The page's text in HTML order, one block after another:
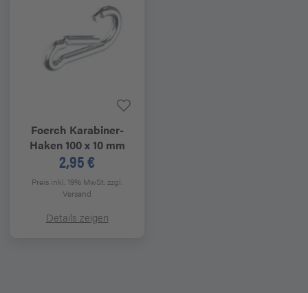
Foerch Karabiner-
Haken 100 x 10 mm
2,95 €
Preis inkl. 19% MwSt.zzgl.
Versand
Details zeigen